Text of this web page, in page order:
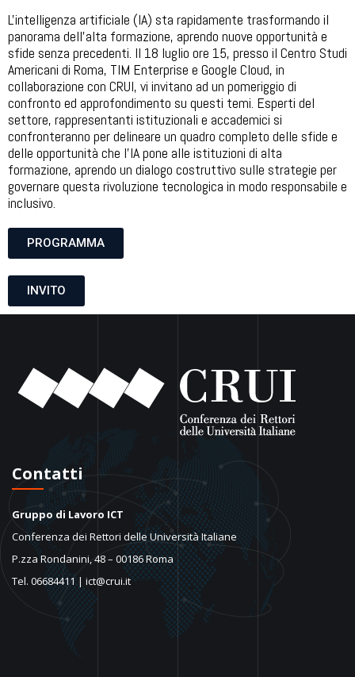
L'intelligenza artificiale (IA) sta rapidamente trasformando il
panorama dell'alta formazione, aprendo nuove opportunità e
sfide senza precedenti. Il 18 luglio ore 15, presso il Centro Studi
Americani di Roma, TIM Enterprise e Google Cloud, in
collaborazione con CRUI, vi invitano ad un pomeriggio di
confronto ed approfondimento su questi temi. Esperti del
settore, rappresentanti istituzionali e accademici si
confronteranno per delineare un quadro completo delle sfide e
delle opportunità che l'IA pone alle istituzioni di alta
formazione, aprendo un dialogo costruttivo sulle strategie per
governare questa rivoluzione tecnologica in modo responsabile e
inclusivo.
PROGRAMMA
INVITO
Contatti
Gruppo di Lavoro ICT
Conferenza dei Rettori delle Università Italiane
P.zza Rondanini, 48 – 00186 Roma
Tel. 06684411 | ict@crui.it